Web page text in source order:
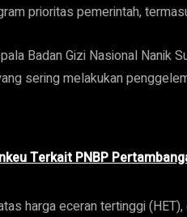
prioritas pemerintah,
Badan Gizi Nasional Nanik
sering melakukan
Terkait PNBP
harga eceran tertinggi (HET),